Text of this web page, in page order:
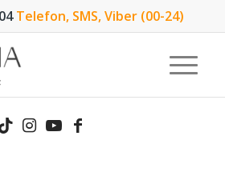
Telefon, SMS, Viber (00-24)